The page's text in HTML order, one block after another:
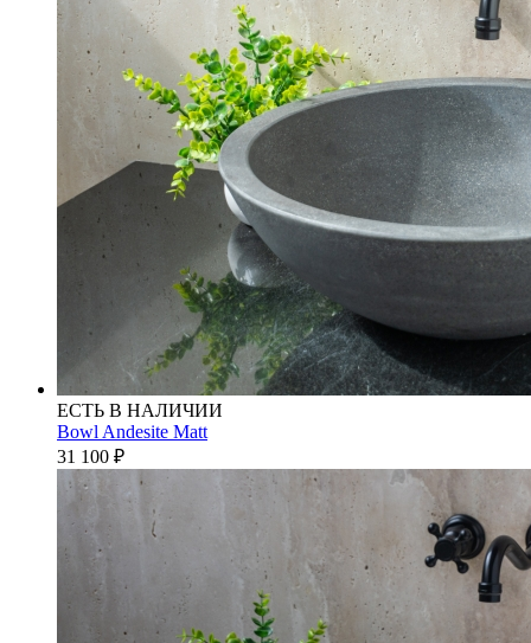
ЕСТЬ В НАЛИЧИИ
Bowl Andesite Matt
31 100 ₽